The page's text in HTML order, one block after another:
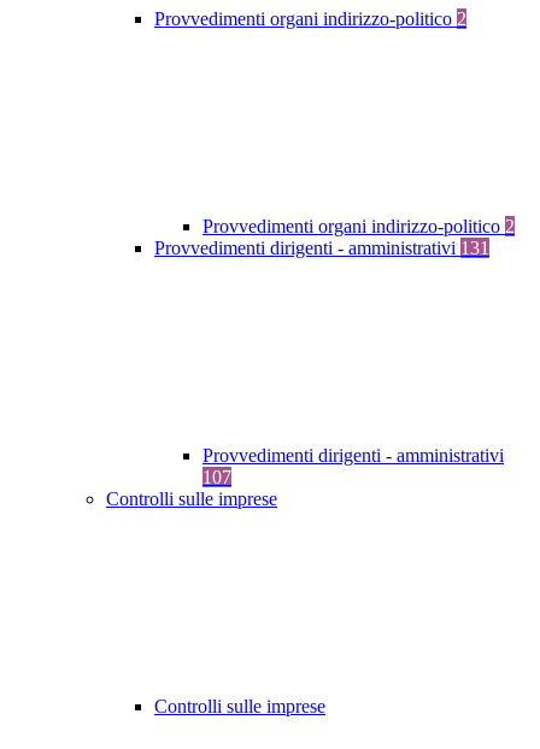
Provvedimenti organi indirizzo-politico 2
Provvedimenti organi indirizzo-politico 2
Provvedimenti dirigenti - amministrativi 131
Provvedimenti dirigenti - amministrativi
107
Controlli sulle imprese
Controlli sulle imprese